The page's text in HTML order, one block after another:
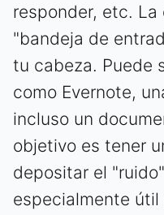
responder, etc. La
"bandeja de
tu cabeza. Puede
como Evernote,
incluso un
objetivo es tener
depositar el
especialmente